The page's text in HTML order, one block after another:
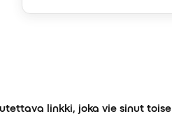
linkki, joka vie sinut